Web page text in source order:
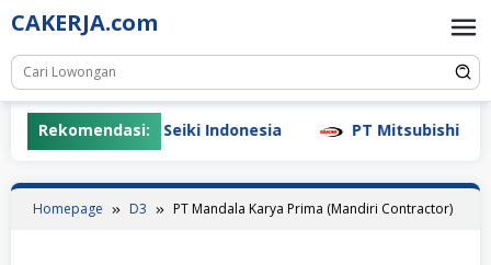
Skip
to
content
CAKERJA.com
Rekomendasi:
PT Nihon Seiki Indonesia PT Mitsubishi Krama
Homepage D3 PT Mandala Karya Prima (Mandiri Contractor)